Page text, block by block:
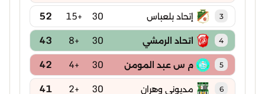
3 إتحاد بلعباس 30
+15
52
4 اتحاد الرمشي 30
+8
43
5 م س عبد المومن 30
+4
42
6 مديوني وهران 30
+2
41